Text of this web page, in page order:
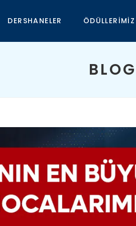
DERSHANELER ÖDÜLLERIMIZ
BLOG